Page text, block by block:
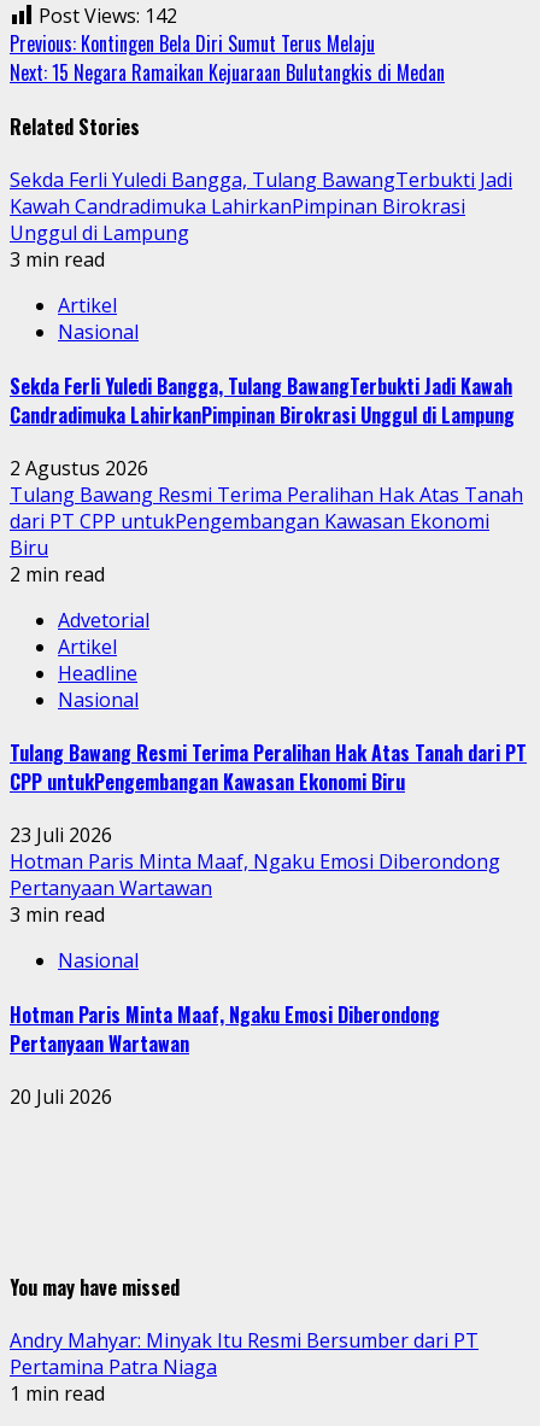
Post Views: 142
Continue
Reading
Previous: Kontingen Bela Diri Sumut Terus Melaju
Next:15 Negara Ramaikan Kejuaraan Bulutangkis di Medan
Related Stories
Sekda Ferli Yuledi Bangga, Tulang BawangTerbukti Jadi
Kawah Candradimuka LahirkanPimpinan Birokrasi
Unggul di Lampung
3 min read
Artikel
Nasional
Sekda Ferli Yuledi Bangga, Tulang BawangTerbukti Jadi Kawah
Candradimuka LahirkanPimpinan Birokrasi Unggul di Lampung
2 Agustus 2026
Tulang Bawang Resmi Terima Peralihan Hak Atas Tanah
dari PT CPP untukPengembangan Kawasan Ekonomi
Biru
2 min read
Advetorial
Artikel
Headline
Nasional
Tulang Bawang Resmi Terima Peralihan Hak Atas Tanah dari PT
CPP untukPengembangan Kawasan Ekonomi Biru
23 Juli 2026
Hotman Paris Minta Maaf, Ngaku Emosi Diberondong
Pertanyaan Wartawan
3 min read
Nasional
Hotman Paris Minta Maaf, Ngaku Emosi Diberondong
Pertanyaan Wartawan
20 Juli 2026
You may have missed
Andry Mahyar: Minyak Itu Resmi Bersumber dari PT
Pertamina Patra Niaga
1 min read